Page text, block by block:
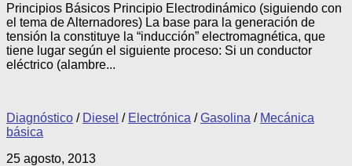
Principios Básicos Principio Electrodinámico (siguiendo con
el tema de Alternadores) La base para la generación de
tensión la constituye la “inducción” electromagnética, que
tiene lugar según el siguiente proceso: Si un conductor
eléctrico (alambre...
Diagnóstico / Diesel / Electrónica /Gasolina / Mecánica
básica
25 agosto, 2013